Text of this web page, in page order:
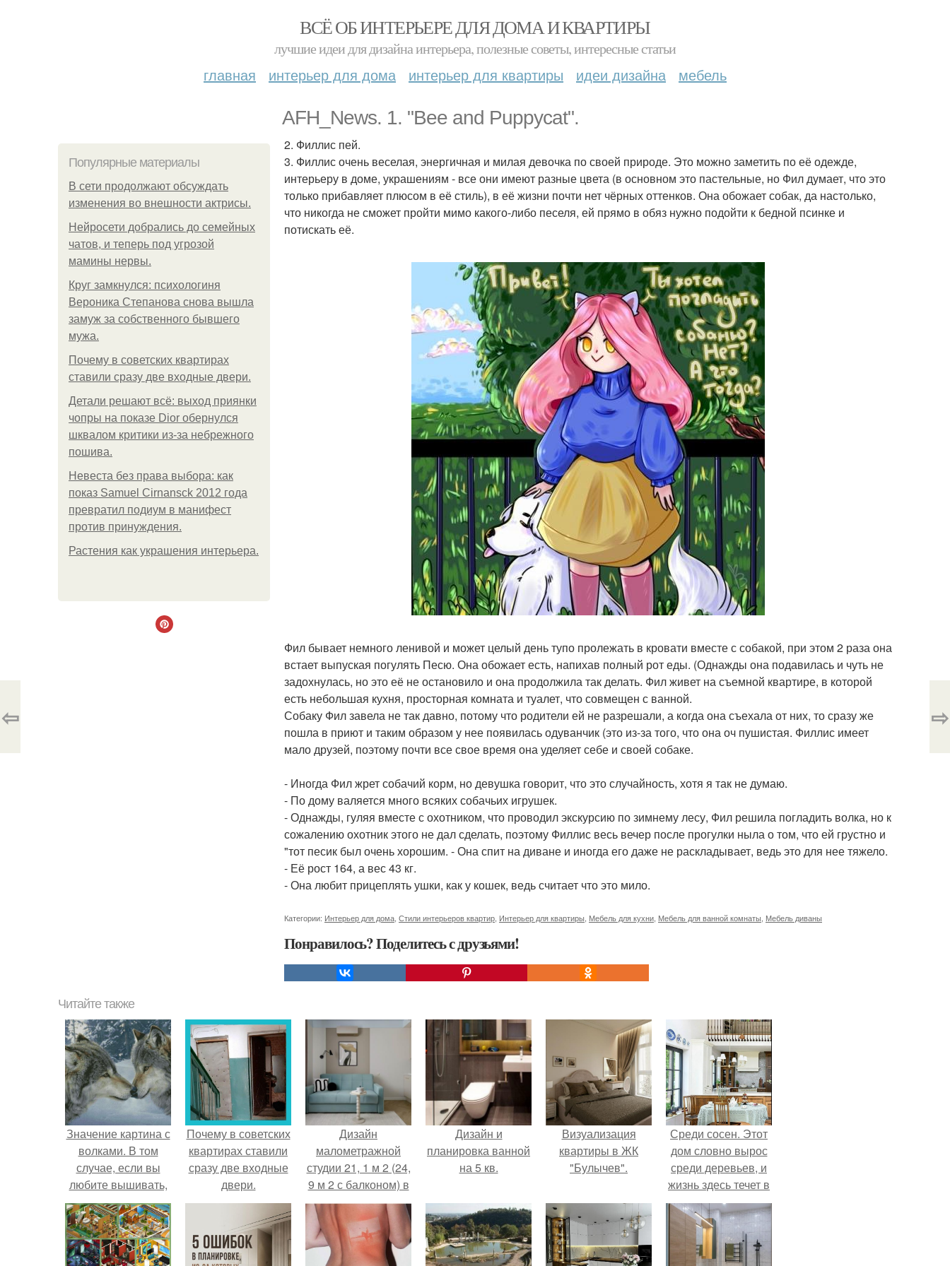
ВСЁ ОБ ИНТЕРЬЕРЕ ДЛЯ ДОМА И КВАРТИРЫ
лучшие идеи для дизайна интерьера, полезные советы, интересные статьи
главная интерьер для дома интерьер для квартиры идеи дизайна мебель
AFH_News. 1. "Bee and Puppycat".
Популярные материалы
В сети продолжают обсуждать
изменения во внешности актрисы.
Нейросети добрались до семейных
чатов, и теперь под угрозой
мамины нервы.
Круг замкнулся: психологиня
Вероника Степанова снова вышла
замуж за собственного бывшего
мужа.
Почему в советских квартирах
ставили сразу две входные двери.
Детали решают всё: выход приянки
чопры на показе Dior обернулся
шквалом критики из-за небрежного
пошива.
Невеста без права выбора: как
показ Samuel Cirnansck 2012 года
превратил подиум в манифест
против принуждения.
Растения как украшения интерьера.
2. Филлис пей.
3. Филлис очень веселая, энергичная и милая девочка по своей природе. Это можно заметить по её одежде,
интерьеру в доме, украшениям - все они имеют разные цвета (в основном это пастельные, но Фил думает, что это
только прибавляет плюсом в её стиль), в её жизни почти нет чёрных оттенков. Она обожает собак, да настолько,
что никогда не сможет пройти мимо какого-либо песеля, ей прямо в обяз нужно подойти к бедной псинке и
потискать её.
Фил бывает немного ленивой и может целый день тупо пролежать в кровати вместе с собакой, при этом 2 раза она
встает выпуская погулять Песю. Она обожает есть, напихав полный рот еды. (Однажды она подавилась и чуть не
задохнулась, но это её не остановило и она продолжила так делать. Фил живет на съемной квартире, в которой
есть небольшая кухня, просторная комната и туалет, что совмещен с ванной.
Собаку Фил завела не так давно, потому что родители ей не разрешали, а когда она съехала от них, то сразу же
пошла в приют и таким образом у нее появилась одуванчик (это из-за того, что она оч пушистая. Филлис имеет
мало друзей, поэтому почти все свое время она уделяет себе и своей собаке.
- Иногда Фил жрет собачий корм, но девушка говорит, что это случайность, хотя я так не думаю.
- По дому валяется много всяких собачьих игрушек.
- Однажды, гуляя вместе с охотником, что проводил экскурсию по зимнему лесу, Фил решила погладить волка, но к
сожалению охотник этого не дал сделать, поэтому Филлис весь вечер после прогулки ныла о том, что ей грустно и
"тот песик был очень хорошим. - Она спит на диване и иногда его даже не раскладывает, ведь это для нее тяжело.
- Её рост 164, а вес 43 кг.
- Она любит прицеплять ушки, как у кошек, ведь считает что это мило.
Категории: Интерьер для дома Стили интерьеров квартир Интерьер для квартиры Мебель для кухни Мебель для ванной комнаты Мебель диваны
Понравилось? Поделитесь с друзьями!
⇦ ⇨
Читайте также
Значение картина с
волками. В том
случае, если вы
любите вышивать,
то наверняка
задумывались о
том, что означает та
или иная вышитая
Почему в советских
квартирах ставили
сразу две входные
двери.
Дизайн
малометражной
студии 21, 1 м 2 (24,
9 м 2 с балконом) в
Краснодаре.
Дизайн и
планировка ванной
на 5 кв.
Визуализация
квартиры в ЖК
"Булычев".
Среди сосен. Этот
дом словно вырос
среди деревьев, и
жизнь здесь течет в
собственном ритме
- спокойно, без
спешки и лишнего
шума.